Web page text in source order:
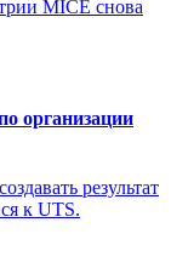
MICE снова
организации
результат
к UTS.